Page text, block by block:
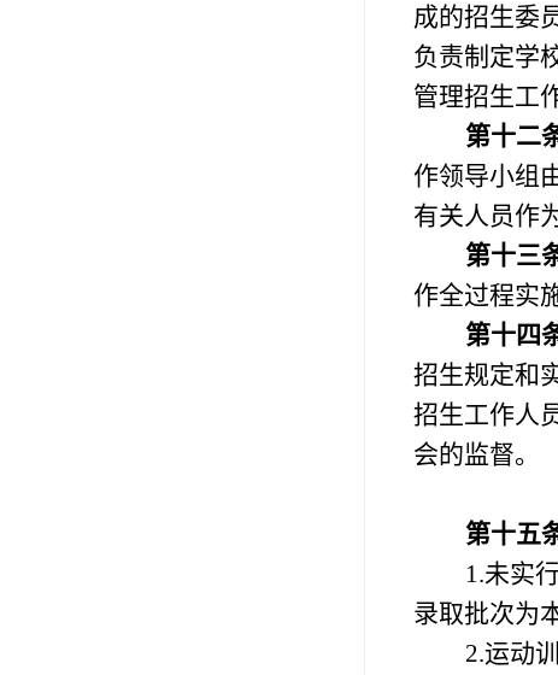
成的招生委
负责制定学
管理招生工
第十二
作领导小组
有关人员作
第十三
作全过程实
第十四
招生规定和
招生工作人
会的监督。
第十五
1.未实
录取批次为
2.运动